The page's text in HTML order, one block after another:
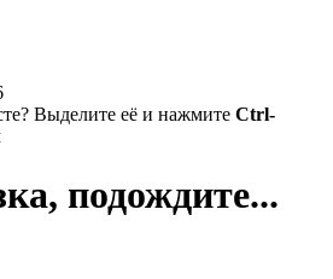
Выделите её и нажмите Ctrl-
подождите...